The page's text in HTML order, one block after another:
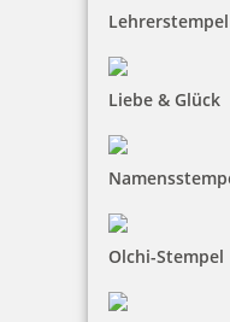
Lehrerstempel
Liebe & Glück
Olchi-Stempel
Trodat Printy 4750/L2 4.0